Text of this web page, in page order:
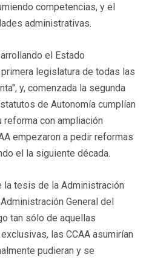
competencias, y el
administrativas.
el Estado
legislatura de todas las
y, comenzada la segunda
de Autonomía cumplían
con ampliación
empezaron a pedir reformas
el la siguiente década.
la tesis de la Administración
General del
tan sólo de aquellas
las CCAA asumirían
pudieran y se